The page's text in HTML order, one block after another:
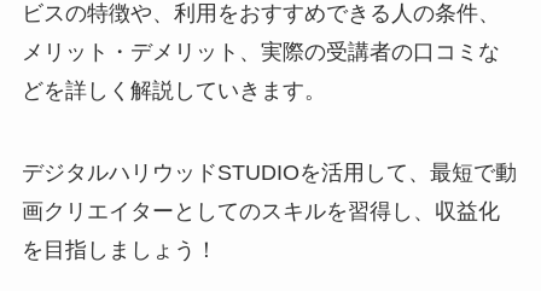
ビスの特徴や、利用をおすすめできる人の条件、
メリット・デメリット、実際の受講者の口コミな
どを詳しく解説していきます。
デジタルハリウッドSTUDIOを活用して、最短で動
画クリエイターとしてのスキルを習得し、収益化
を目指しましょう！